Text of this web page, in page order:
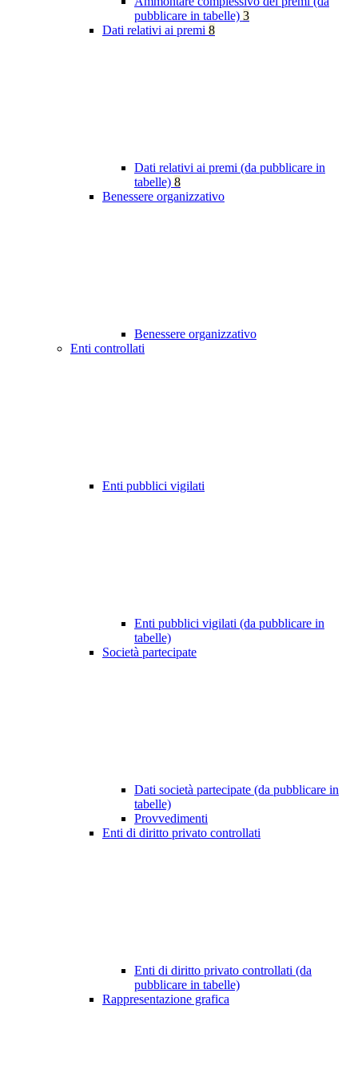
pubblicare in tabelle) 3
Dati relativi ai premi 8
Dati relativi ai premi (da pubblicare in
tabelle) 8
Benessere organizzativo
Benessere organizzativo
Enti controllati
Enti pubblici vigilati
Enti pubblici vigilati (da pubblicare in
tabelle)
Società partecipate
Dati società partecipate (da pubblicare in
tabelle)
Provvedimenti
Enti di diritto privato controllati
Enti di diritto privato controllati (da
pubblicare in tabelle)
Rappresentazione grafica